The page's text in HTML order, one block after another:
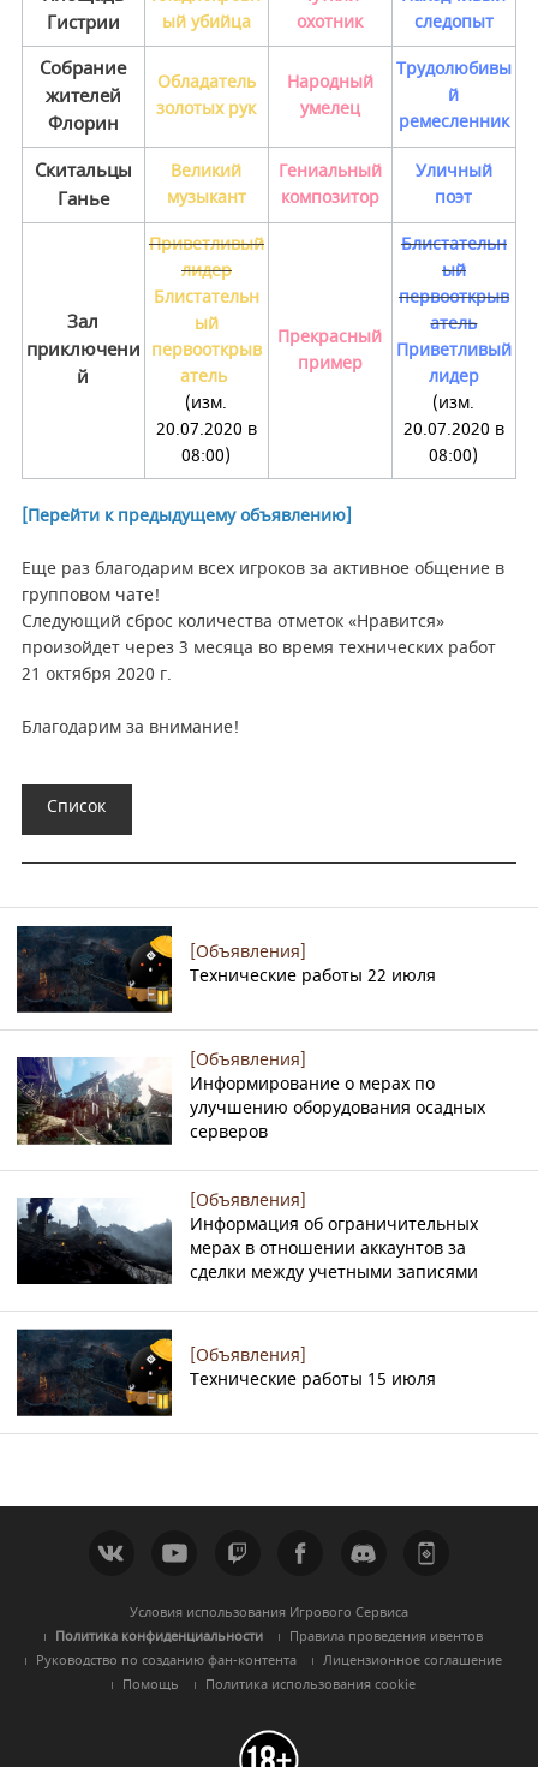
Гистрии
ый убийца
охотник
следопыт
Собрание
жителей
Флорин
Обладатель
золотых рук
Народный
умелец
Трудолюбивы
й
ремесленник
Скитальцы
Ганье
Великий
музыкант
Гениальный
композитор
Уличный
поэт
Зал
приключени
й
Приветливый
лидер
Блистательн
ый
первооткрыв
атель
(изм.
20.07.2020 в
08:00)
Прекрасный
пример
Блистательн
ый
первооткрыв
атель
Приветливый
лидер
(изм.
20.07.2020 в
08:00)
[Перейти к предыдущему объявлению]
Еще раз благодарим всех игроков за активное общение в
групповом чате!
Следующий сброс количества отметок «Нравится»
произойдет через 3 месяца во время технических работ
21 октября 2020 г.
Благодарим за внимание!
Список
[Объявления]
Технические работы 22 июля
[Объявления]
Информирование о мерах по
улучшению оборудования осадных
серверов
[Объявления]
Информация об ограничительных
мерах в отношении аккаунтов за
сделки между учетными записями
[Объявления]
Технические работы 15 июля
Условия использования Игрового Сервиса
Политика конфиденциальности
Правила проведения ивентов
Руководство по созданию фан-контента
Лицензионное соглашение
Помощь
Политика использования cookie